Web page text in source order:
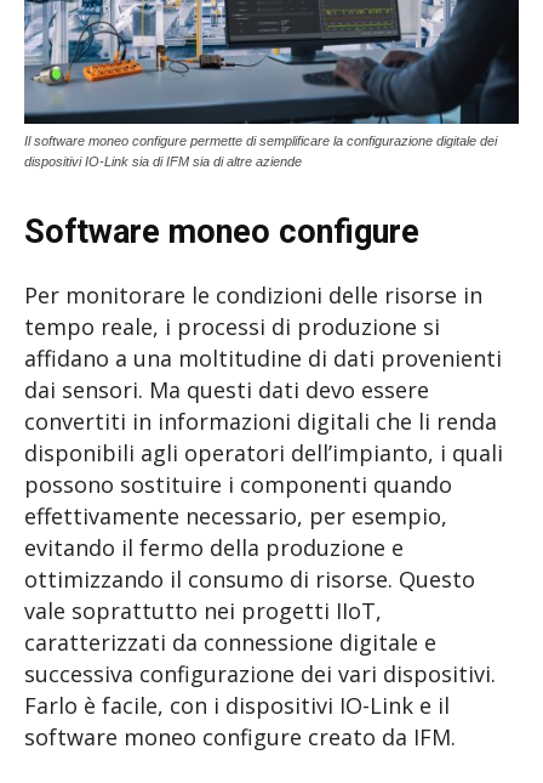
Il software moneo configure permette di semplificare la configurazione digitale dei
dispositivi IO-Link sia di IFM sia di altre aziende
Software moneo configure
Per monitorare le condizioni delle risorse in
tempo reale, i processi di produzione si
affidano a una moltitudine di dati provenienti
dai sensori. Ma questi dati devo essere
convertiti in informazioni digitali che li renda
disponibili agli operatori dell’impianto, i quali
possono sostituire i componenti quando
effettivamente necessario, per esempio,
evitando il fermo della produzione e
ottimizzando il consumo di risorse. Questo
vale soprattutto nei progetti IIoT,
caratterizzati da connessione digitale e
successiva configurazione dei vari dispositivi.
Farlo è facile, con i dispositivi IO-Link e il
software moneo configure creato da IFM.